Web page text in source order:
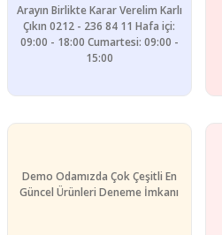
Arayın Birlikte Karar Verelim Karlı
Çıkın 0212 - 236 84 11 Hafa içi:
09:00 - 18:00 Cumartesi: 09:00 -
15:00
Demo Odamızda Çok Çeşitli En
Güncel Ürünleri Deneme İmkanı